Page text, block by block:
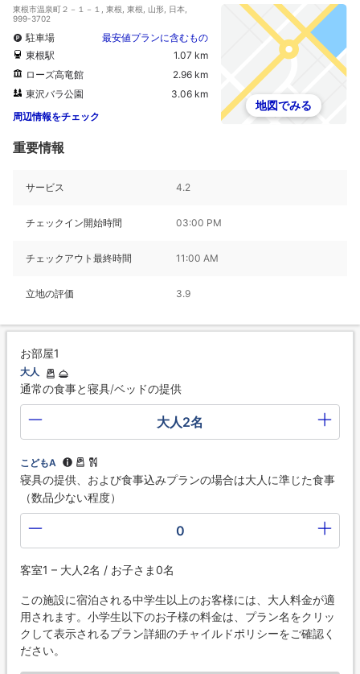
東根市温泉町２－１－１, 東根, 東根, 山形, 日本,
999-3702
駐車場
最安値プランに含むもの
東根駅
1.07 km
ローズ高竜館
2.96 km
東沢バラ公園
3.06 km
周辺情報をチェック
地図でみる
重要情報
サービス 4.2
チェックイン開始時間 03:00 PM
チェックアウト最終時間 11:00 AM
立地の評価 3.9
お部屋1
大人
通常の食事と寝具/ベッドの提供
大人2名
こどもA
寝具の提供、および食事込みプランの場合は大人に準じた食事
（数品少ない程度）
0
客室1 – 大人2名 / お子さま0名
この施設に宿泊される中学生以上のお客様には、大人料金が適
用されます。小学生以下のお子様の料金は、プラン名をクリッ
クして表示されるプラン詳細のチャイルドポリシーをご確認く
ださい。